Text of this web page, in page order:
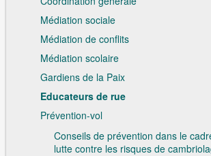
Médiation sociale
Médiation de conflits
Médiation scolaire
Gardiens de la Paix
Educateurs de rue
Prévention-vol
Conseils de prévention dans le
lutte contre les risques de